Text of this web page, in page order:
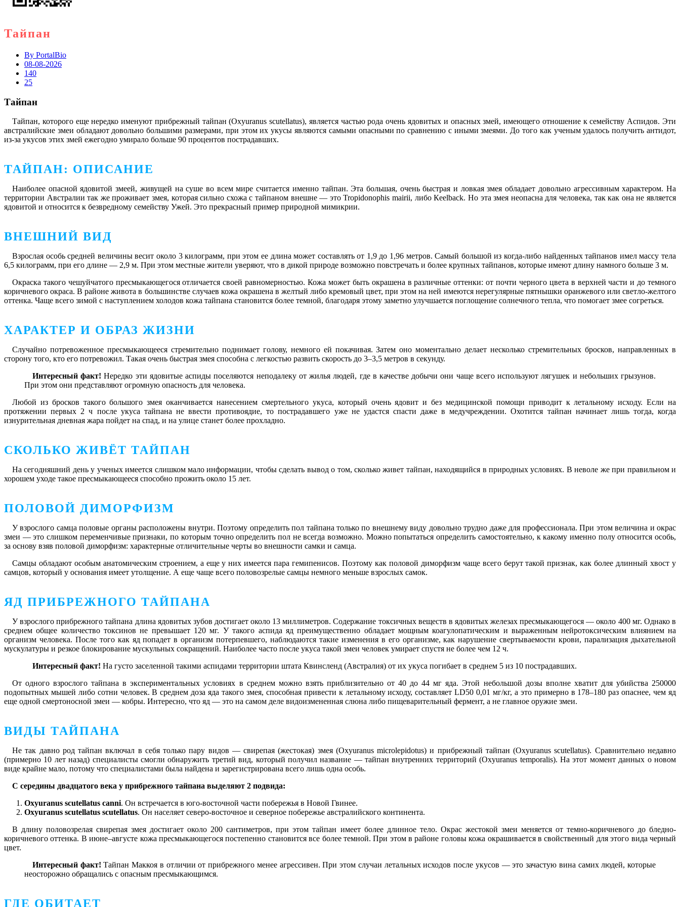
Тайпан
By PortalBio
08-08-2026
140
25
Тайпан
Тайпан, которого еще нередко именуют прибрежный тайпан (Oxyuranus scutellatus), является частью рода очень ядовитых и опасных змей, имеющего отношение к семейству Аспидов. Эти
австралийские змеи обладают довольно большими размерами, при этом их укусы являются самыми опасными по сравнению с иными змеями. До того как ученым удалось получить антидот,
из-за укусов этих змей ежегодно умирало больше 90 процентов пострадавших.
ТАЙПАН: ОПИСАНИЕ
Наиболее опасной ядовитой змеей, живущей на суше во всем мире считается именно тайпан. Эта большая, очень быстрая и ловкая змея обладает довольно агрессивным характером. На
территории Австралии так же проживает змея, которая сильно схожа с тайпаном внешне — это Tropidonophis mairii, либо Кeelback. Но эта змея неопасна для человека, так как она не является
ядовитой и относится к безвредному семейству Ужей. Это прекрасный пример природной мимикрии.
ВНЕШНИЙ ВИД
Взрослая особь средней величины весит около 3 килограмм, при этом ее длина может составлять от 1,9 до 1,96 метров. Самый большой из когда-либо найденных тайпанов имел массу тела
6,5 килограмм, при его длине — 2,9 м. При этом местные жители уверяют, что в дикой природе возможно повстречать и более крупных тайпанов, которые имеют длину намного больше 3 м.
Окраска такого чешуйчатого пресмыкающегося отличается своей равномерностью. Кожа может быть окрашена в различные оттенки: от почти черного цвета в верхней части и до темного
коричневого окраса. В районе живота в большинстве случаев кожа окрашена в желтый либо кремовый цвет, при этом на ней имеются нерегулярные пятнышки оранжевого или светло-желтого
оттенка. Чаще всего зимой с наступлением холодов кожа тайпана становится более темной, благодаря этому заметно улучшается поглощение солнечного тепла, что помогает змее согреться.
ХАРАКТЕР И ОБРАЗ ЖИЗНИ
Случайно потревоженное пресмыкающееся стремительно поднимает голову, немного ей покачивая. Затем оно моментально делает несколько стремительных бросков, направленных в
сторону того, кто его потревожил. Такая очень быстрая змея способна с легкостью развить скорость до 3–3,5 метров в секунду.
Интересный факт! Нередко эти ядовитые аспиды поселяются неподалеку от жилья людей, где в качестве добычи они чаще всего используют лягушек и небольших грызунов.
При этом они представляют огромную опасность для человека.
Любой из бросков такого большого змея оканчивается нанесением смертельного укуса, который очень ядовит и без медицинской помощи приводит к летальному исходу. Если на
протяжении первых 2 ч после укуса тайпана не ввести противоядие, то пострадавшего уже не удастся спасти даже в медучреждении. Охотится тайпан начинает лишь тогда, когда
изнурительная дневная жара пойдет на спад, и на улице станет более прохладно.
СКОЛЬКО ЖИВЁТ ТАЙПАН
На сегодняшний день у ученых имеется слишком мало информации, чтобы сделать вывод о том, сколько живет тайпан, находящийся в природных условиях. В неволе же при правильном и
хорошем уходе такое пресмыкающееся способно прожить около 15 лет.
ПОЛОВОЙ ДИМОРФИЗМ
У взрослого самца половые органы расположены внутри. Поэтому определить пол тайпана только по внешнему виду довольно трудно даже для профессионала. При этом величина и окрас
змеи — это слишком переменчивые признаки, по которым точно определить пол не всегда возможно. Можно попытаться определить самостоятельно, к какому именно полу относится особь,
за основу взяв половой диморфизм: характерные отличительные черты во внешности самки и самца.
Самцы обладают особым анатомическим строением, а еще у них имеется пара гемипенисов. Поэтому как половой диморфизм чаще всего берут такой признак, как более длинный хвост у
самцов, который у основания имеет утолщение. А еще чаще всего половозрелые самцы немного меньше взрослых самок.
ЯД ПРИБРЕЖНОГО ТАЙПАНА
У взрослого прибрежного тайпана длина ядовитых зубов достигает около 13 миллиметров. Содержание токсичных веществ в ядовитых железах пресмыкающегося — около 400 мг. Однако в
среднем общее количество токсинов не превышает 120 мг. У такого аспида яд преимущественно обладает мощным коагулопатическим и выраженным нейротоксическим влиянием на
организм человека. После того как яд попадет в организм потерпевшего, наблюдаются такие изменения в его организме, как нарушение свертываемости крови, парализация дыхательной
мускулатуры и резкое блокирование мускульных сокращений. Наиболее часто после укуса такой змеи человек умирает спустя не более чем 12 ч.
Интересный факт! На густо заселенной такими аспидами территории штата Квинсленд (Австралия) от их укуса погибает в среднем 5 из 10 пострадавших.
От одного взрослого тайпана в экспериментальных условиях в среднем можно взять приблизительно от 40 до 44 мг яда. Этой небольшой дозы вполне хватит для убийства 250000
подопытных мышей либо сотни человек. В среднем доза яда такого змея, способная привести к летальному исходу, составляет LD50 0,01 мг/кг, а это примерно в 178–180 раз опаснее, чем яд
еще одной смертоносной змеи — кобры. Интересно, что яд — это на самом деле видоизмененная слюна либо пищеварительный фермент, а не главное оружие змеи.
ВИДЫ ТАЙПАНА
Не так давно род тайпан включал в себя только пару видов — свирепая (жестокая) змея (Oxyuranus microlерidоtus) и прибрежный тайпан (Oxyuranus scutellatus). Сравнительно недавно
(примерно 10 лет назад) специалисты смогли обнаружить третий вид, который получил название — тайпан внутренних территорий (Oxyuranus temporalis). На этот момент данных о новом
виде крайне мало, потому что специалистами была найдена и зарегистрирована всего лишь одна особь.
С середины двадцатого века у прибрежного тайпана выделяют 2 подвида:
Oxyuranus scutellatus canni. Он встречается в юго-восточной части побережья в Новой Гвинее.
Oxyuranus scutellatus scutellatus. Он населяет северо-восточное и северное побережье австралийского континента.
В длину половозрелая свирепая змея достигает около 200 сантиметров, при этом тайпан имеет более длинное тело. Окрас жестокой змеи меняется от темно-коричневого до бледно-
коричневого оттенка. В июне–августе кожа пресмыкающегося постепенно становится все более темной. При этом в районе головы кожа окрашивается в свойственный для этого вида черный
цвет.
Интересный факт! Тайпан Маккоя в отличии от прибрежного менее агрессивен. При этом случаи летальных исходов после укусов — это зачастую вина самих людей, которые
неосторожно обращались с опасным пресмыкающимся.
ГДЕ ОБИТАЕТ